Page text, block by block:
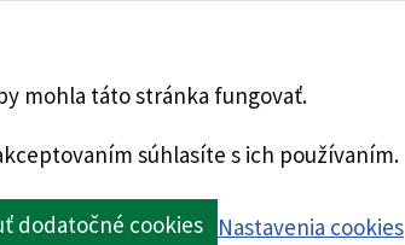
mohla táto stránka fungovať.
súhlasíte s ich používaním.
dodatočné cookies Nastavenia cookies